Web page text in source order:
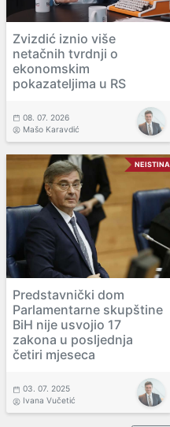
Zvizdić iznio više
netačnih tvrdnji o
ekonomskim
pokazateljima u RS
08. 07. 2026
Mašo Karavdić
NEISTINA
Predstavnički dom
Parlamentarne skupštine
BiH nije usvojio 17
zakona u posljednja
četiri mjeseca
03. 07. 2025
Ivana Vučetić